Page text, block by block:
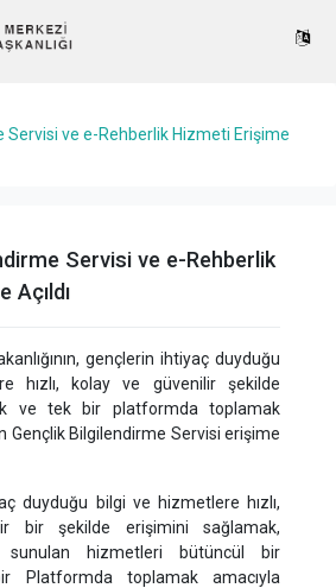
Servisi ve e-Rehberlik Hizmeti Erişime
Servisi ve e-Rehberlik
Açıldı
gençlerin ihtiyaç duyduğu
hızlı, kolay ve güvenilir şekilde
ve tek bir platformda toplamak
Gençlik Bilgilendirme Servisi erişime
duyduğu bilgi ve hizmetlere hızlı,
bir şekilde erişimini sağlamak,
sunulan hizmetleri bütüncül bir
Platformda toplamak amacıyla